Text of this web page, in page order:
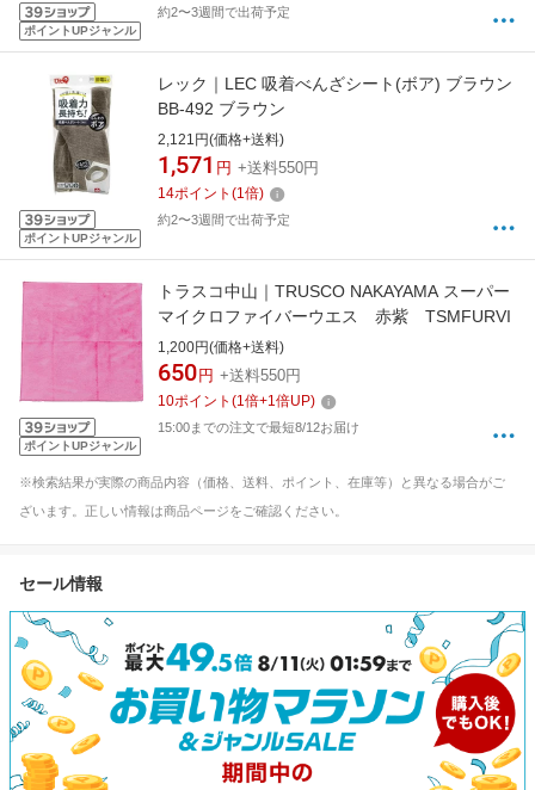
ポイントUPジャンル
約2〜3週間で出荷予定
ポイントUPジャンル
レック｜LEC 吸着べんざシート(ボア) ブラウン
BB-492 ブラウン
2,121円(価格+送料)
1,571 円 +送料550円
14ポイント (1倍)
約2〜3週間で出荷予定
ポイントUPジャンル
トラスコ中山｜TRUSCO NAKAYAMA スーパー
マイクロファイバーウエス 赤紫 TSMFURVI
1,200円(価格+送料)
650 円 +送料550円
10ポイント (1倍+1倍UP)
15:00までの注文で最短8/12お届け
※検索結果が実際の商品内容（価格、送料、ポイント、在庫等）と異なる場合がご
ざいます。正しい情報は商品ページをご確認ください。
セール情報